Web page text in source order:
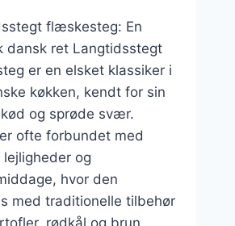
flæskesteg: En
dansk ret Langtidsstegt
er en elsket klassiker i
køkken, kendt for sin
og sprøde svær.
ofte forbundet med
og
hvor den
med traditionelle tilbehør
rødkål og brun